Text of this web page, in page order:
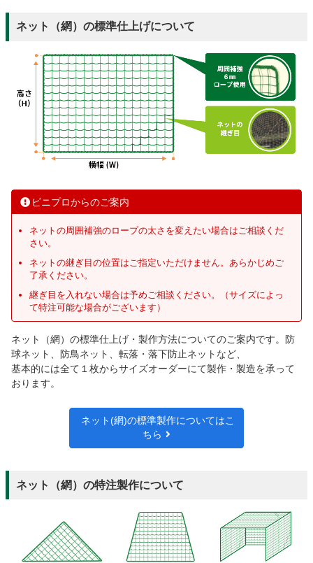
ネット（網）の標準仕上げについて
ビニプロからのご案内
ネットの周囲補強のロープの太さを変えたい場合はご相談くだ
さい。
ネットの継ぎ目の位置はご指定いただけません。あらかじめご
了承ください。
継ぎ目を入れない場合は予めご相談ください。（サイズによっ
て特注可能な場合がございます）
ネット（網）の標準仕上げ・製作方法についてのご案内です。防
球ネット、防鳥ネット、転落・落下防止ネットなど、
基本的には全て１枚からサイズオーダーにて製作・製造を承って
おります。
ネット(網)の標準製作についてはこ
ちら
ネット（網）の特注製作について